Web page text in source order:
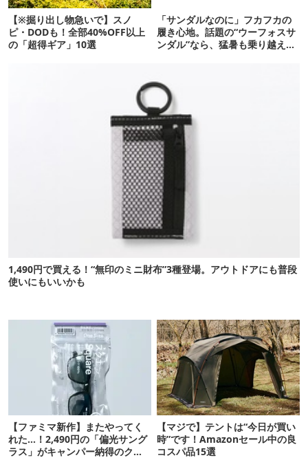
【※掘り出し物急いで】スノ
ピ・DODも！全部40%OFF以上
の「超得ギア」10選
「サンダルなのに」フカフカの
履き心地。話題の“ウーフォスサ
ンダル”なら、猛暑も乗り越えら
1,490円で買える！“無印のミニ財布”3種登場。アウトドアにも普段
使いにもいいかも
【ファミマ新作】またやってく
れた…！2,490円の「偏光サング
ラス」がキャンパー納得のクオ
【マジで】テントは“今日が買い
時”です！Amazonセール中の良
コスパ品15選